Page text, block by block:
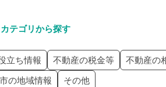
カテゴリから探す
立ち情報 不動産の税金等 不動産の
の地域情報 その他